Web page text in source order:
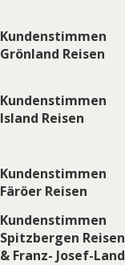
Kundenstimmen
Grönland Reisen
Kundenstimmen
Island Reisen
Kundenstimmen
Färöer Reisen
Kundenstimmen
Spitzbergen Reisen
& Franz- Josef-Land